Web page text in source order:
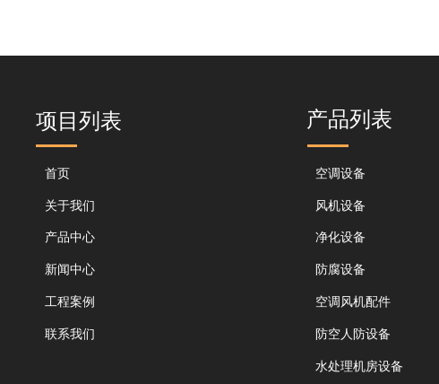
项目列表 产品列表
首页
关于我们
产品中心
新闻中心
工程案例
联系我们
空调设备
风机设备
净化设备
防腐设备
空调风机配件
防空人防设备
水处理机房设备